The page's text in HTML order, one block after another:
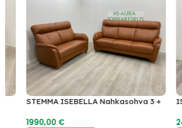
STEMMA ISEBELLA Nahkasohva 3 +
1990,00€